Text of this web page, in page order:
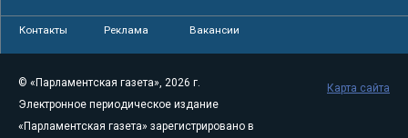
Контакты Реклама Вакансии
© «Парламентская газета», 2026 г.
Электронное периодическое издание
«Парламентская газета» зарегистрировано в
Карта сайта